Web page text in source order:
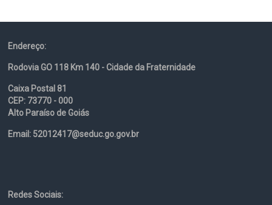
Endereço:
Rodovia GO 118 Km 140 - Cidade da Fraternidade
Caixa Postal 81
CEP: 73770 - 000
Alto Paraíso de Goiás
Email: 52012417@seduc.go.gov.br
Redes Sociais: